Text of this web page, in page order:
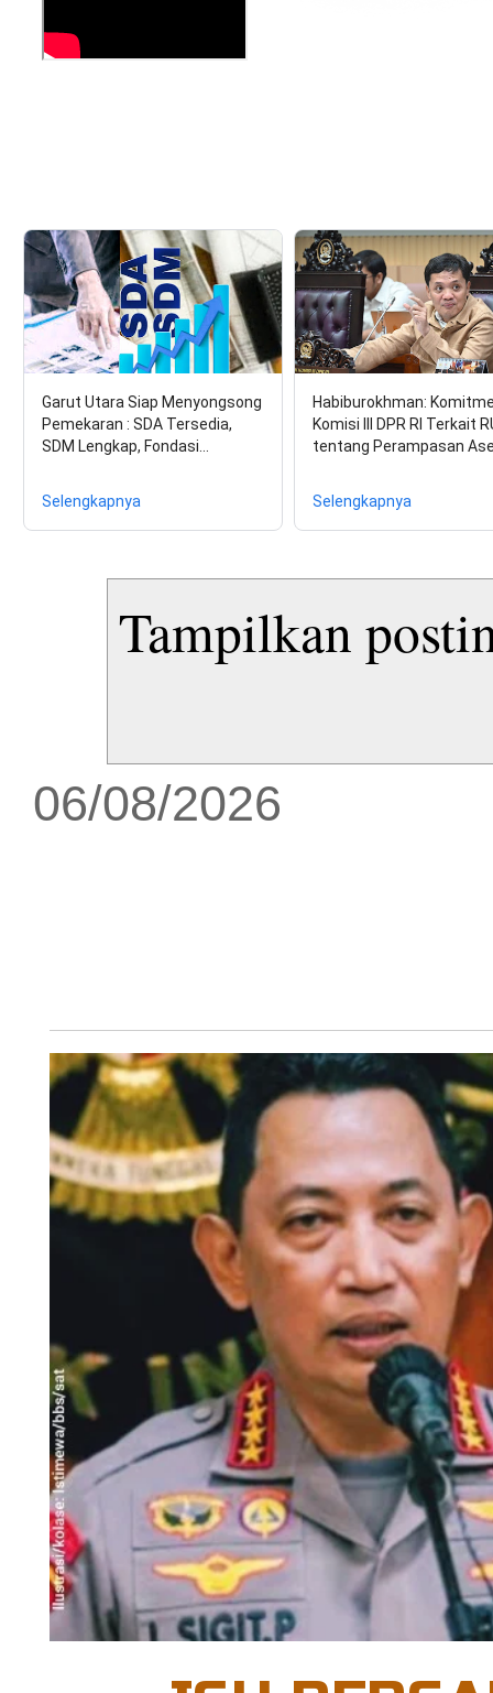
Garut Utara Siap Menyongsong
Pemekaran : SDA Tersedia,
SDM Lengkap, Fondasi…
Selengkapnya
Habiburokhman:
Komisi III DPR RI Terkait
tentang Perampasan
Selengkapnya
Tampilkan
06/08/2026